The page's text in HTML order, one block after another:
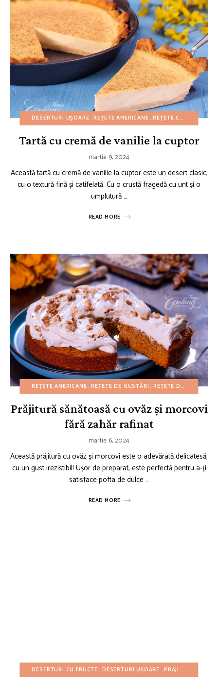
DESERTURI UȘOARE REȚETE AMERICANE REȚETE CU BUGET REDUS
Tartă cu cremă de vanilie la cuptor
martie 9, 2024
Această tartă cu cremă de vanilie la cuptor este un desert clasic,
cu o textură fină și catifelată. Cu o crustă fragedă cu unt și o
umplutură …
READ MORE
REȚETE AMERICANE REȚETE DE GUSTĂRI REȚETE DE PAȘTI
Prăjitură sănătoasă cu ovăz și morcovi
fără zahăr rafinat
martie 6, 2024
Această prăjitură cu ovăz și morcovi este o adevărată delicatesă,
cu un gust irezistibil! Ușor de preparat, este perfectă pentru a-ți
satisface pofta de dulce …
READ MORE
DESERTURI CU FRUCTE DESERTURI UȘOARE PRĂJITURI GUGULUF SI CHECURI